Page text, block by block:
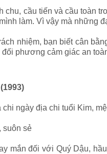
cầu tiến và cầu toàn
làm. Vì vậy mà những
nhiệm, bạn biết cân
phương cảm giác an
ngày địa chi tuổi Kim,
suôn sẻ
mắn đối với Quý Dậu,